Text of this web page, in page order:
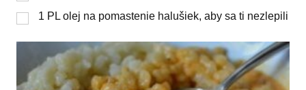
1 PL olej na pomastenie halušiek, aby sa ti nezlepili